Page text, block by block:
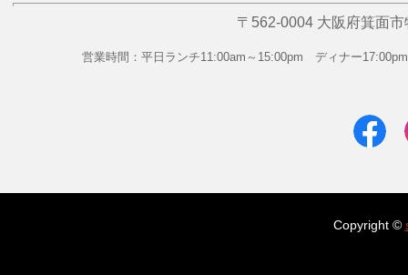
〒562-0004 大阪府箕面
営業時間：平日ランチ11:00am～15:00pm ディナー
Copyright ©